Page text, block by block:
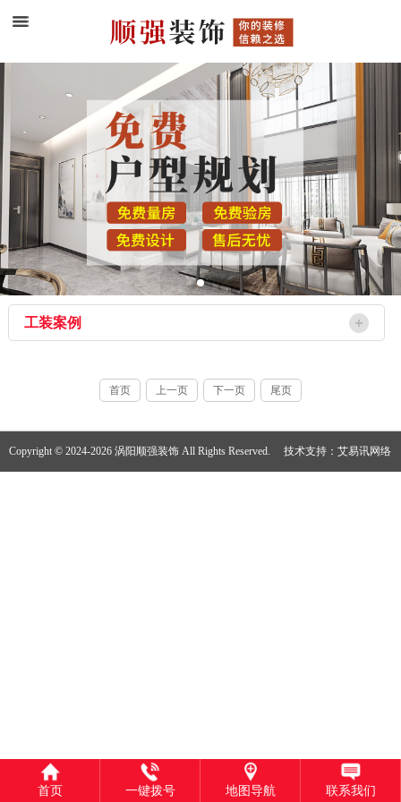
工装案例
首页 上一页 下一页 尾页
Copyright © 2024-2026 涡阳顺强装饰 All Rights Reserved. 技术支持：艾易讯网络
首页 一键拨号 地图导航 联系我们